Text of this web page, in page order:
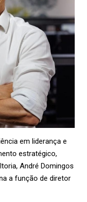
em liderança e
estratégico,
André Domingos
a função de diretor